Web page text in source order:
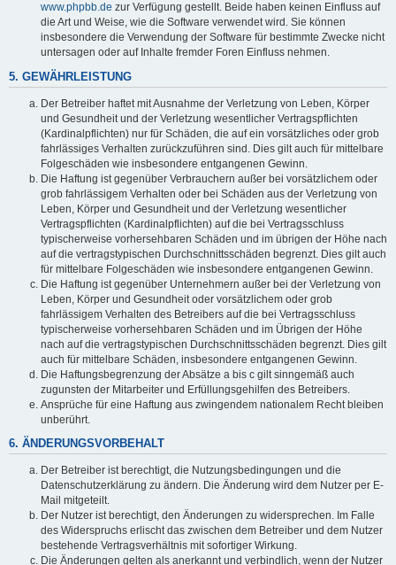
www.phpbb.de zur Verfügung gestellt. Beide haben keinen Einfluss auf
die Art und Weise, wie die Software verwendet wird. Sie können
insbesondere die Verwendung der Software für bestimmte Zwecke nicht
untersagen oder auf Inhalte fremder Foren Einfluss nehmen.
5. GEWÄHRLEISTUNG
Der Betreiber haftet mit Ausnahme der Verletzung von Leben, Körper
und Gesundheit und der Verletzung wesentlicher Vertragspflichten
(Kardinalpflichten) nur für Schäden, die auf ein vorsätzliches oder grob
fahrlässiges Verhalten zurückzuführen sind. Dies gilt auch für mittelbare
Folgeschäden wie insbesondere entgangenen Gewinn.
Die Haftung ist gegenüber Verbrauchern außer bei vorsätzlichem oder
grob fahrlässigem Verhalten oder bei Schäden aus der Verletzung von
Leben, Körper und Gesundheit und der Verletzung wesentlicher
Vertragspflichten (Kardinalpflichten) auf die bei Vertragsschluss
typischerweise vorhersehbaren Schäden und im übrigen der Höhe nach
auf die vertragstypischen Durchschnittsschäden begrenzt. Dies gilt auch
für mittelbare Folgeschäden wie insbesondere entgangenen Gewinn.
Die Haftung ist gegenüber Unternehmern außer bei der Verletzung von
Leben, Körper und Gesundheit oder vorsätzlichem oder grob
fahrlässigem Verhalten des Betreibers auf die bei Vertragsschluss
typischerweise vorhersehbaren Schäden und im Übrigen der Höhe
nach auf die vertragstypischen Durchschnittsschäden begrenzt. Dies gilt
auch für mittelbare Schäden, insbesondere entgangenen Gewinn.
Die Haftungsbegrenzung der Absätze a bis c gilt sinngemäß auch
zugunsten der Mitarbeiter und Erfüllungsgehilfen des Betreibers.
Ansprüche für eine Haftung aus zwingendem nationalem Recht bleiben
unberührt.
6. ÄNDERUNGSVORBEHALT
Der Betreiber ist berechtigt, die Nutzungsbedingungen und die
Datenschutzerklärung zu ändern. Die Änderung wird dem Nutzer per E-
Mail mitgeteilt.
Der Nutzer ist berechtigt, den Änderungen zu widersprechen. Im Falle
des Widerspruchs erlischt das zwischen dem Betreiber und dem Nutzer
bestehende Vertragsverhältnis mit sofortiger Wirkung.
Die Änderungen gelten als anerkannt und verbindlich, wenn der Nutzer